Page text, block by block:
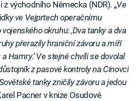
východního Německa (NDR). „Ve
ve Vejprtech operačnímu
okruhu: ‚Dva tanky a dva
přerazily hraniční závoru a míří
Hamry.‘ Ve stejné chvíli se dovolal
z pasové kontroly na Cínovci
tanky zničily závoru a jedou
Pacner v knize Osudové